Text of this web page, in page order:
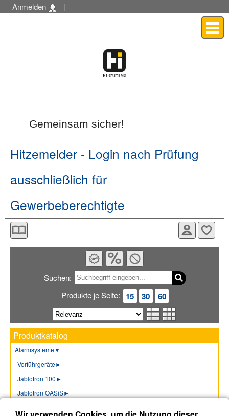
Gemeinsam sicher!
Hitzemelder - Login nach Prüfung
ausschließlich für
Gewerbeberechtigte
Suchen:
Produkte je Seite:
15 30 60
Produktkatalog
Alarmsysteme▼
Vorführgeräte►
Jablotron 100►
Jablotron OASiS►
Anmelden |